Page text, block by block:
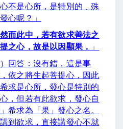
不是心所，是特別的﹑殊
心呢？」
而此中，若有欲求善法之
之心，故是以因顯果，
」
回答：沒有錯，這是事
依之將生起菩提心，因此
求是心所，發心是特別的
，但若有此欲求，發心自
希求為「果」發心之名。
到欲求，直接講發心不就